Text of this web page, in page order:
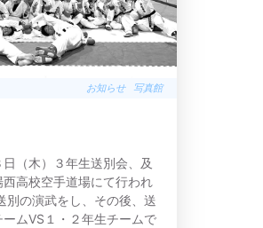
お知らせ 写真館
（木）３年生送別会、及
高校空手道場にて行われ
別の演武をし、その後、送
ムVS１・２年生チームで